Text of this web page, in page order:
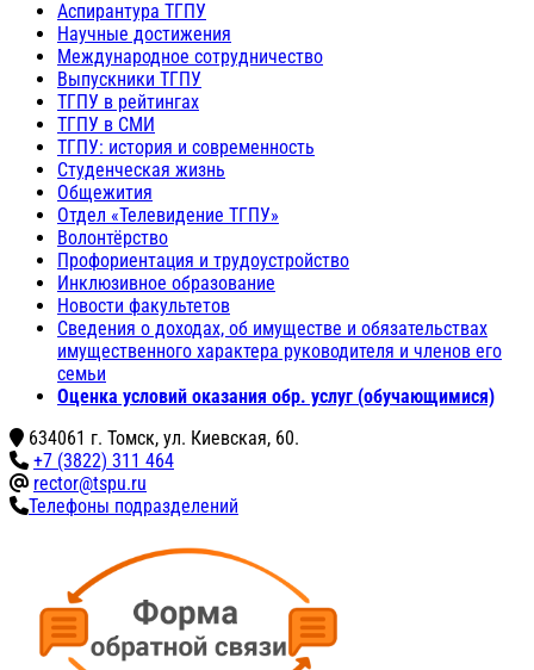
Аспирантура ТГПУ
Научные достижения
Международное сотрудничество
Выпускники ТГПУ
ТГПУ в рейтингах
ТГПУ в СМИ
ТГПУ: история и современность
Студенческая жизнь
Общежития
Отдел «Телевидение ТГПУ»
Волонтёрство
Профориентация и трудоустройство
Инклюзивное образование
Новости факультетов
Сведения о доходах, об имуществе и обязательствах
имущественного характера руководителя и членов его
семьи
Оценка условий оказания обр. услуг (обучающимися)
634061 г. Томск, ул. Киевская, 60.
+7 (3822) 311 464
rector@tspu.ru
Телефоны подразделений